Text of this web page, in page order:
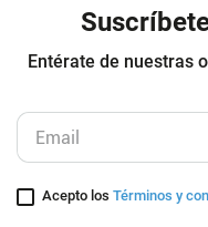
Entérate de nuestras
Acepto losTérminos y